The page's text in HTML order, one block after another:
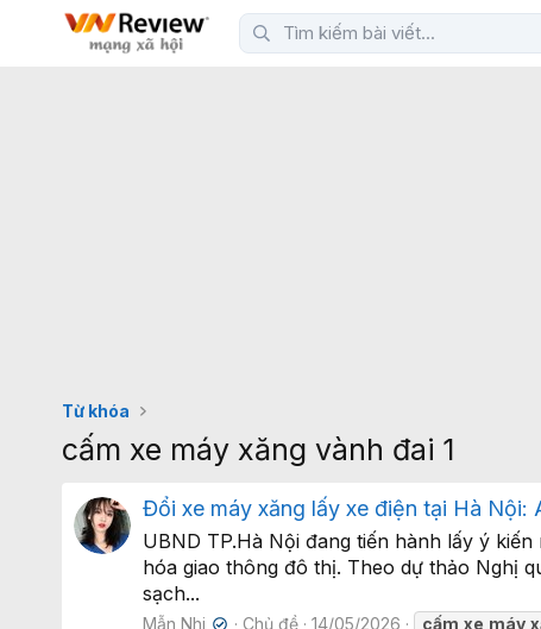
Từ khóa
cấm xe máy xăng vành đai 1
Đổi xe máy xăng lấy xe điện tại Hà Nội:
UBND TP.Hà Nội đang tiến hành lấy ý
hóa giao thông đô thị. Theo dự thảo Nghị
sạch...
Mẫn Nhi Chủ đề 14/05/2026 cấm xe máy